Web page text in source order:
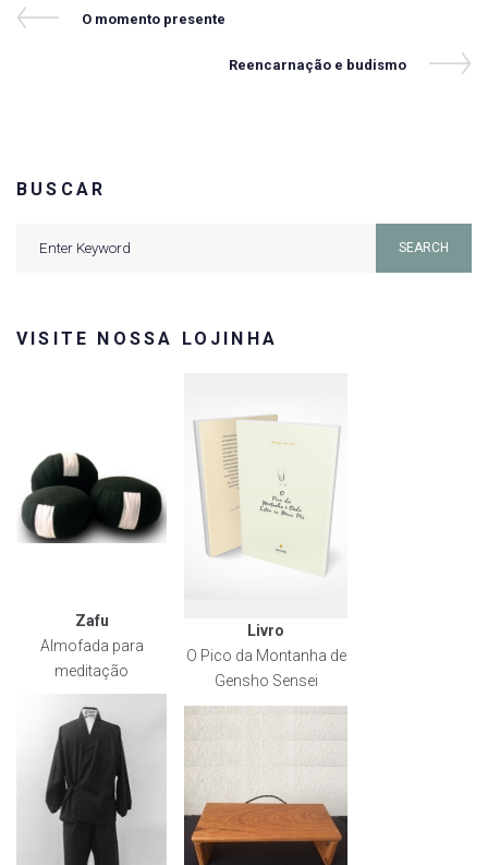
Navegação
Previous
O momento presente
Next
Reencarnação e budismo
BUSCAR
SEARCH
VISITE NOSSA LOJINHA
Zafu
Almofada para
meditação
Livro
O Pico da Montanha de
Gensho Sensei